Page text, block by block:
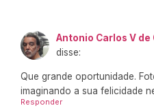
Antonio Carlos V de
disse:
Que grande oportunidade.
imaginando a sua felicidade
Responder